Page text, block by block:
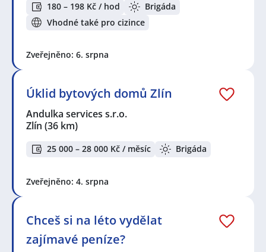
180 – 198 Kč / hod
Brigáda
Vhodné také pro cizince
Zveřejněno: 6. srpna
Úklid bytových domů Zlín
Andulka services s.r.o.
Zlín (36 km)
25 000 – 28 000 Kč / měsíc Brigáda
Zveřejněno: 4. srpna
Chceš si na léto vydělat
zajímavé peníze?